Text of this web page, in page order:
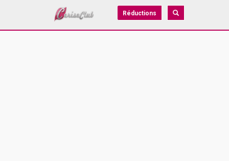
Réductions